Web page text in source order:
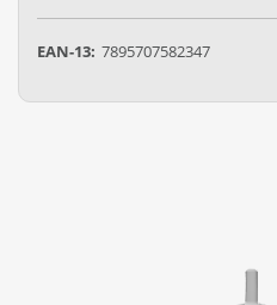
EAN-13: 7895707582347